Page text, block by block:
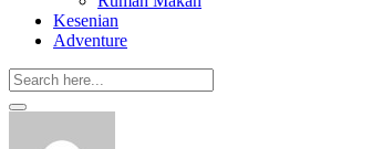
Kesenian
Adventure